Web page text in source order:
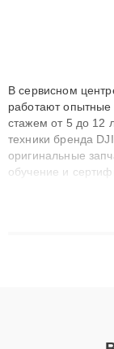
В сервисном
работают
стажем от 5 до 12
техники бренда
оригинальные
обучение и
сохранением